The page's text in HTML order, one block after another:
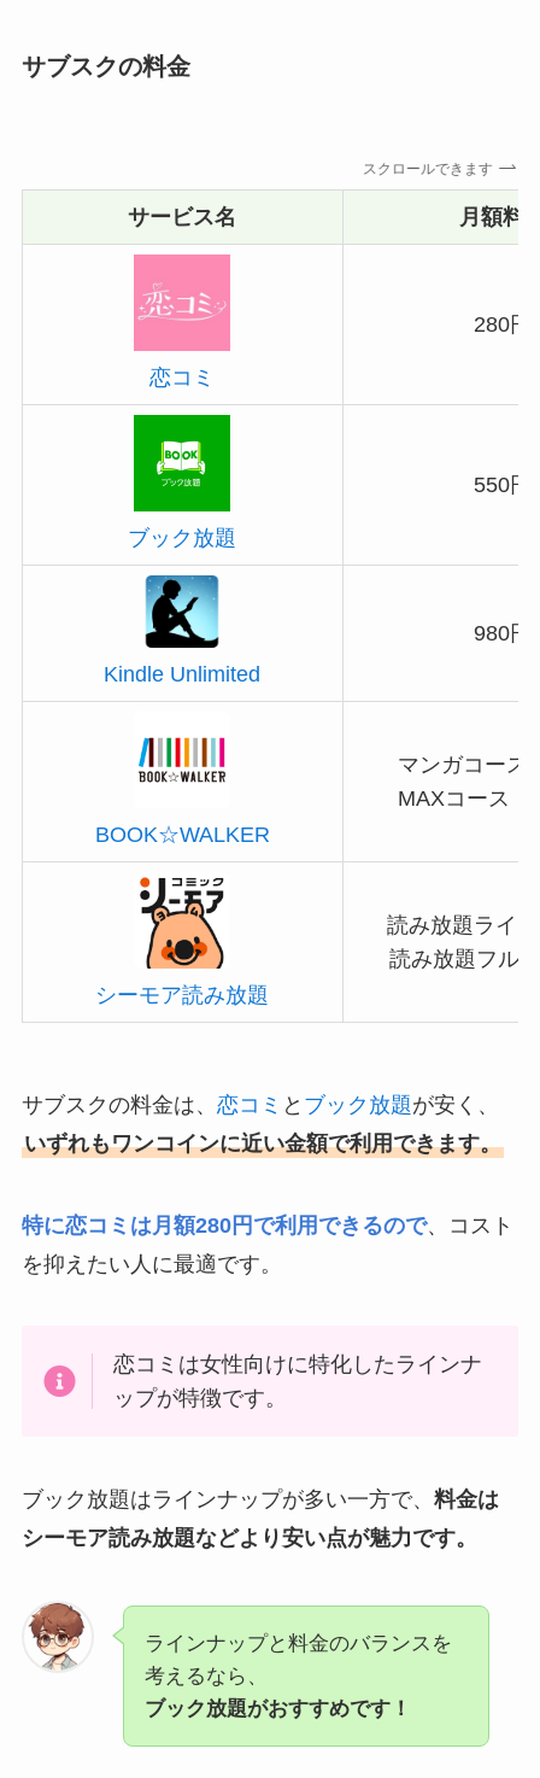
サブスクの料金
スクロールできます
サービス名 月額料
恋コミ
280円
ブック放題
550円
Kindle Unlimited
980円
BOOK☆WALKER
マンガコース
MAXコース：
シーモア読み放題
読み放題ライ
読み放題フル
サブスクの料金は、 恋コミ と ブック放題が安く、
いずれもワンコインに近い金額で利用できます。
特に恋コミは月額280円で利用できるので、コスト
を抑えたい人に最適です。
恋コミは女性向けに特化したラインナ
ップが特徴です。
ブック放題はラインナップが多い一方で、 料金は
シーモア読み放題などより安い点が魅力です。
ラインナップと料金のバランスを
考えるなら、
ブック放題がおすすめです！